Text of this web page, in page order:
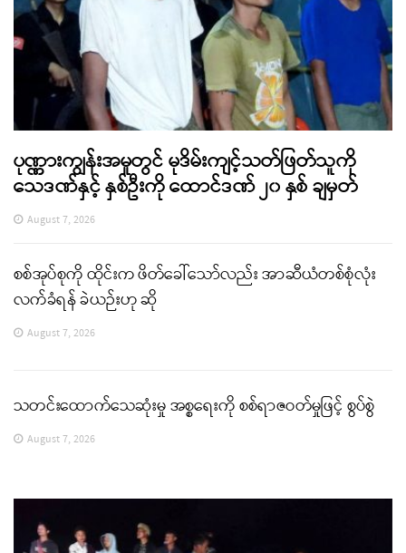
ပုဏ္ဏားကျွန်းအမှုတွင် မုဒိမ်းကျင့်သတ်ဖြတ်သူကို
သေဒဏ်နှင့် နှစ်ဦးကို ထောင်ဒဏ် ၂၀ နှစ် ချမှတ်
August 7, 2026
စစ်အုပ်စုကို ထိုင်းက ဖိတ်ခေါ်သော်လည်း အာဆီယံတစ်စုံလုံး
လက်ခံရန် ခဲယဉ်းဟု ဆို
August 7, 2026
သတင်းထောက်သေဆုံးမှု အစ္စရေးကို စစ်ရာဇဝတ်မှုဖြင့် စွပ်စွဲ
August 7, 2026